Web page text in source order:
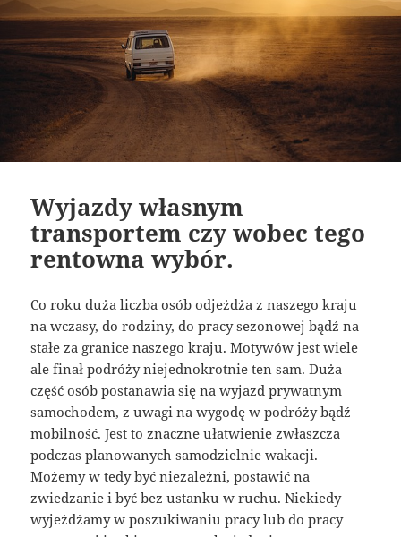
Wyjazdy własnym
transportem czy wobec tego
rentowna wybór.
Co roku duża liczba osób odjeżdża z naszego kraju
na wczasy, do rodziny, do pracy sezonowej bądź na
stałe za granice naszego kraju. Motywów jest wiele
ale finał podróży niejednokrotnie ten sam. Duża
część osób postanawia się na wyjazd prywatnym
samochodem, z uwagi na wygodę w podróży bądź
mobilność. Jest to znaczne ułatwienie zwłaszcza
podczas planowanych samodzielnie wakacji.
Możemy w tedy być niezależni, postawić na
zwiedzanie i być bez ustanku w ruchu. Niekiedy
wyjeżdżamy w poszukiwaniu pracy lub do pracy